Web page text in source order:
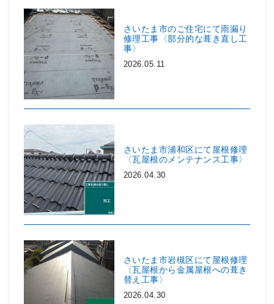
さいたま市のご住宅にて雨漏り
修理工事〈部分的な葺き直し工
事〉
2026.05.11
さいたま市浦和区にて屋根修理
〈瓦屋根のメンテナンス工事〉
2026.04.30
さいたま市岩槻区にて屋根修理
〈瓦屋根から金属屋根への葺き
替え工事〉
2026.04.30